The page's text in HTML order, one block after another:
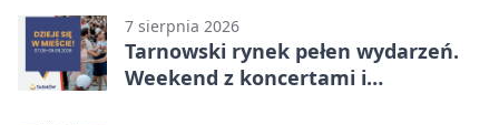
7 sierpnia 2026
Tarnowski rynek pełen wydarzeń.
Weekend z koncertami i